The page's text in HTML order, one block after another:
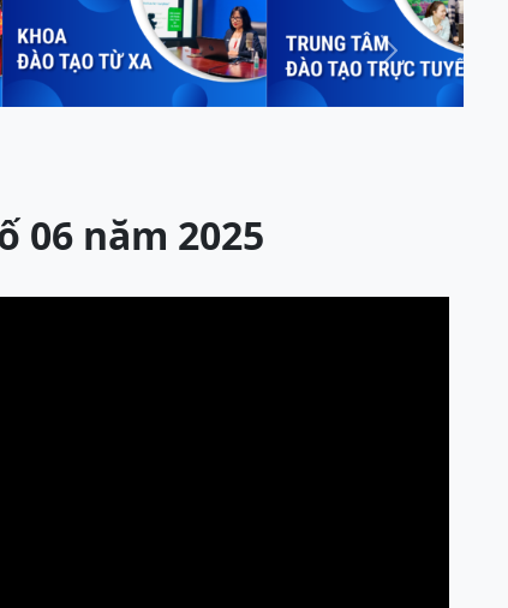
Next
06 năm 2025